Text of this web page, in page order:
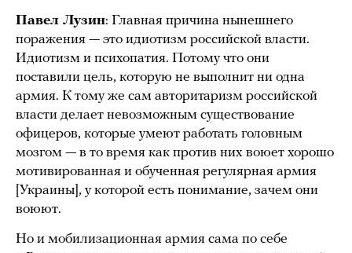
Павел Лузин: Главная причина нынешнего
поражения — это идиотизм российской власти.
Идиотизм и психопатия. Потому что они
поставили цель, которую не выполнит ни одна
армия. К тому же сам авторитаризм российской
власти делает невозможным существование
офицеров, которые умеют работать головным
мозгом — в то время как против них воюет хорошо
мотивированная и обученная регулярная армия
[Украины], у которой есть понимание, зачем они
воюют.
Но и мобилизационная армия сама по себе